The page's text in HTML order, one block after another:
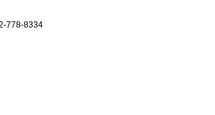
778-8334